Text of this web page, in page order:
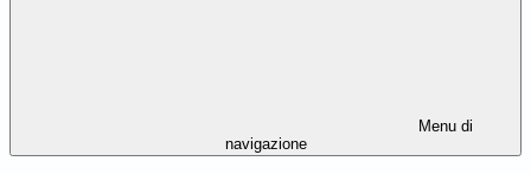
Menu di
navigazione